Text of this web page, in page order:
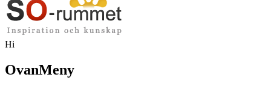
Hi
OvanMeny